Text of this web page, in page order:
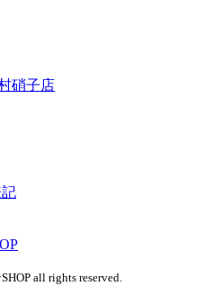
硝子店
all rights reserved.